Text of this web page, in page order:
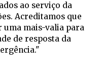
ao serviço da
Acreditamos que
mais-valia para
de resposta da